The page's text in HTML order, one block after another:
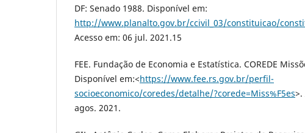
DF: Senado 1988. Disponível em:
http://www.planalto.gov.br/ccivil_03/constituicao/
Acesso em: 06 jul. 2021.15
FEE. Fundação de Economia e Estatística. COREDE
Disponível em:<https://www.fee.rs.gov.br/perfil-
socioeconomico/coredes/detalhe/?corede=Miss%F5es>.
agos. 2021.